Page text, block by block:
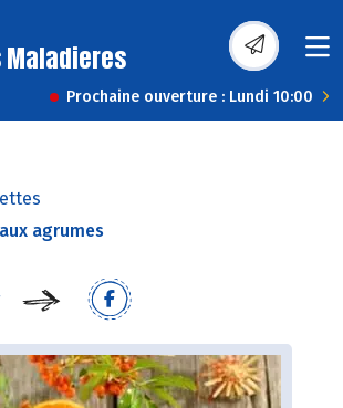
Maladieres
Prochaine ouverture : Lundi 10:00
agrumes